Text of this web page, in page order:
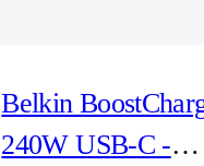
Belkin
240W USB-C -